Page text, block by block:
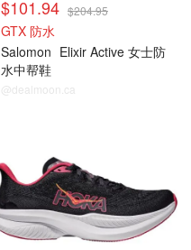
$101.94 $204.95
GTX 防水
Salomon Elixir Active 女士防
水中帮鞋
@dealmoon.ca